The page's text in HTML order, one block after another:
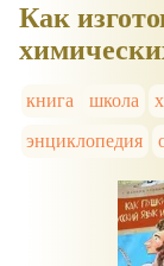
Как
книга школа
энциклопедия